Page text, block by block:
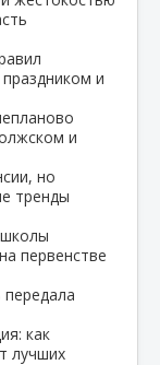
и
и
но
тренды
первенстве
передала
как
лучших